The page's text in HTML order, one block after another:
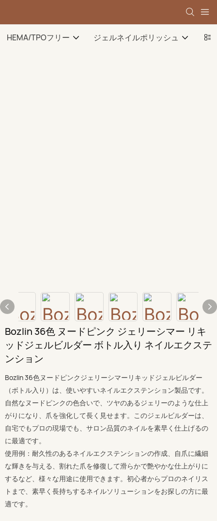
HEMA/TPOフリー ジェルネイルポリッシュ ベ
Bozlin 36色 ヌードピンク ジェリーシマー リキ
ッドジェルビルダー ボトル入り ネイルエクステ
ンション
Bozlin 36色ヌードピンクジェリーシマーリキッドジェルビルダー
（ボトル入り）は、使いやすいネイルエクステンション製品です。
自然なヌードピンクの色合いで、ツヤのあるジェリーのような仕上
がりになり、爪を強化して長く見せます。このジェルビルダーは、
自宅でもプロの現場でも、サロン品質のネイルを素早く仕上げるの
に最適です。
使用例：耐久性のあるネイルエクステンションの作成、自爪に繊細
な輝きを与える、割れた爪を修復して滑らかで艶やかな仕上がりに
するなど、様々な用途に使用できます。初心者からプロのネイリス
トまで、素早く長持ちするネイルソリューションをお探しの方に最
適です。